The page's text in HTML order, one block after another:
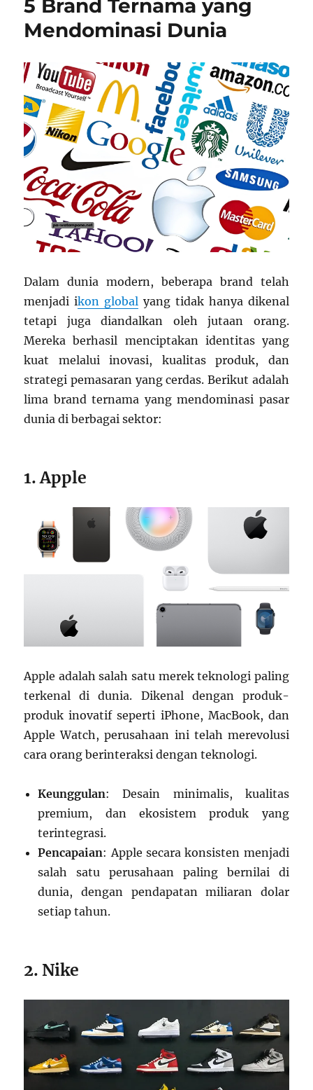
Make
Up
untuk
Riasan
Maksimal
5 Brand Ternama yang
Mendominasi Dunia
Dalam dunia modern, beberapa brand telah
menjadi ikon global yang tidak hanya dikenal
tetapi juga diandalkan oleh jutaan orang.
Mereka berhasil menciptakan identitas yang
kuat melalui inovasi, kualitas produk, dan
strategi pemasaran yang cerdas. Berikut adalah
lima brand ternama yang mendominasi pasar
dunia di berbagai sektor:
1. Apple
Apple adalah salah satu merek teknologi paling
terkenal di dunia. Dikenal dengan produk-
produk inovatif seperti iPhone, MacBook, dan
Apple Watch, perusahaan ini telah merevolusi
cara orang berinteraksi dengan teknologi.
Keunggulan: Desain minimalis, kualitas
premium, dan ekosistem produk yang
terintegrasi.
Pencapaian: Apple secara konsisten menjadi
salah satu perusahaan paling bernilai di
dunia, dengan pendapatan miliaran dolar
setiap tahun.
2. Nike